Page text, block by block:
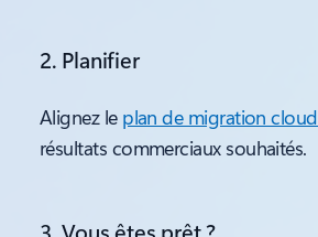
2. Planifier
Alignez le plan de migration cloud
résultats commerciaux souhaités.